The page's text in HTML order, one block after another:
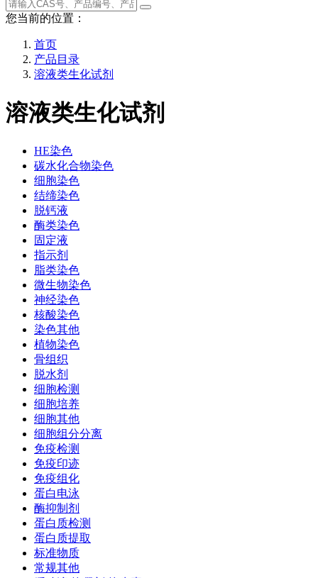
您当前的位置：
首页
产品目录
溶液类生化试剂
溶液类生化试剂
HE染色
碳水化合物染色
细胞染色
结缔染色
脱钙液
酶类染色
固定液
指示剂
脂类染色
微生物染色
神经染色
核酸染色
染色其他
植物染色
骨组织
脱水剂
细胞检测
细胞培养
细胞其他
细胞组分分离
免疫检测
免疫印迹
免疫组化
蛋白电泳
酶抑制剂
蛋白质检测
蛋白质提取
标准物质
常规其他